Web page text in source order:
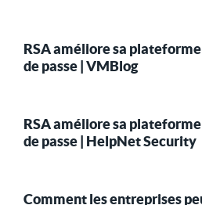
RSA améliore sa
de passe | VMBlog
RSA améliore sa
de passe | HelpNet Security
Comment les entreprises